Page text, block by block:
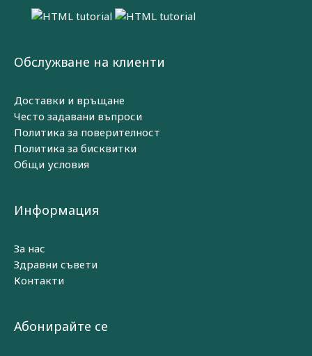
Обслужване на клиенти
Доставки и връщане
Често задавани въпроси
Политика за поверителност
Политика за бисквитки
Общи условия
Информация
За нас
Здравни съвети
Контакти
Абонирайте се